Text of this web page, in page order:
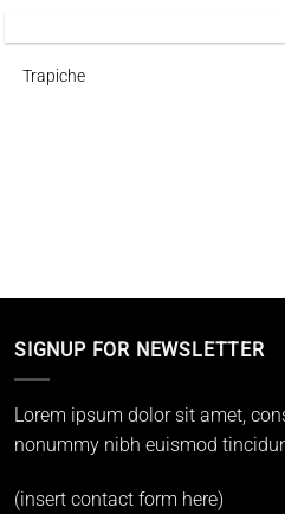
Trapiche
SIGNUP FOR NEWSLETTER
Lorem ipsum dolor sit amet,
nonummy nibh euismod
(insert contact form here)